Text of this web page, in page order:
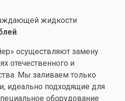
жидкости
.
осуществляют замену
отечественного и
Мы заливаем только
идеально подходящие для
оборудование